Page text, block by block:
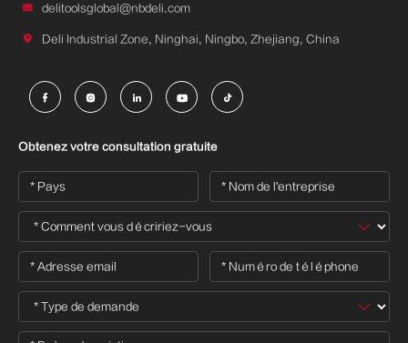
 delitoolsglobal@nbdeli.com
 Deli Industrial Zone, Ninghai, Ningbo, Zhejiang, China
    
Obtenez votre consultation gratuite